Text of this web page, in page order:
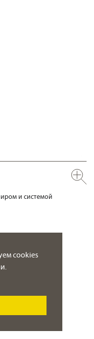
cookies
и системой